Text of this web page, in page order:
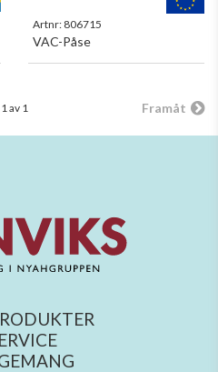
Artnr: 806715
VAC-Påse
1 av 1 Framåt